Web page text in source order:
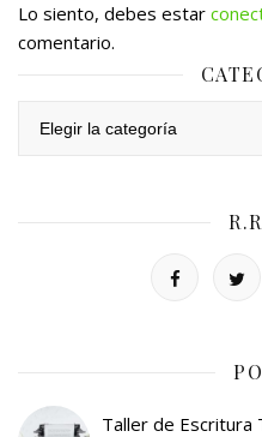
Lo siento, debes estar
comentario.
Taller de Escritura